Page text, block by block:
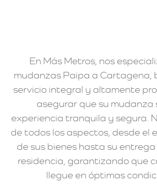
En Más Metros, nos
mudanzas Paipa a Cartagena,
servicio integral y altamente
asegurar que su mudanza
experiencia tranquila y segura.
de todos los aspectos, desde el
de sus bienes hasta su
residencia, garantizando que
llegue en óptimas